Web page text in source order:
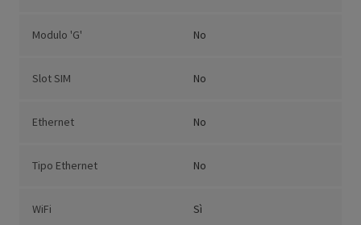
Modulo 'G' No
Slot SIM No
Ethernet No
Tipo Ethernet No
WiFi Sì